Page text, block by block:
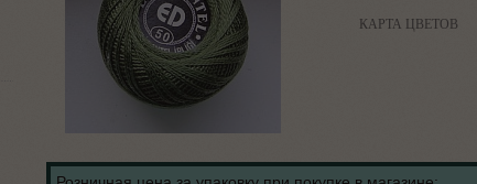
КАРТА ЦВЕТОВ